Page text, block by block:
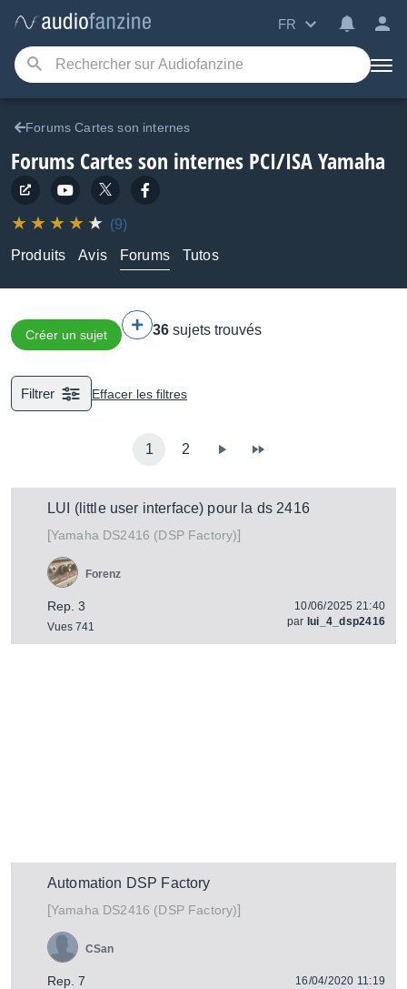
FR
Forums Cartes son internes
Forums Cartes son internes PCI/ISA Yamaha
(9)
Produits
Avis Forums Tutos
Créer un sujet 36 sujets trouvés
Filtrer Effacer les filtres
1 2
LUI (little user interface) pour la ds 2416
[Yamaha DS2416 (DSP Factory)]
Rep. 3
Vues 741
Forenz
10/06/2025 21:40
par lui_4_dsp2416
Automation DSP Factory
[Yamaha DS2416 (DSP Factory)]
Rep. 7
CSan
16/04/2020 11:19